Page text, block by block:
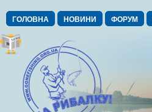
ГОЛОВНА НОВИНИ ФОРУМ